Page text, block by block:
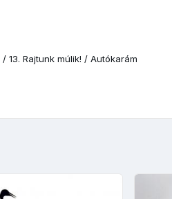
/ 13. Rajtunk múlik! / Autókarám